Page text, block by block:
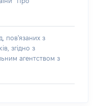
пов'язаних з
згідно з
агентством з